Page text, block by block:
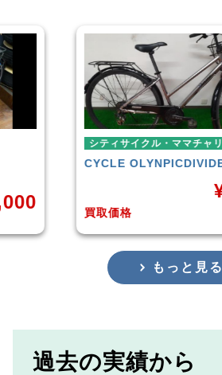
シティサイクル・ママチャリ
OLYNPICDIVIDE
取価格
もっと見る
過去の実績から